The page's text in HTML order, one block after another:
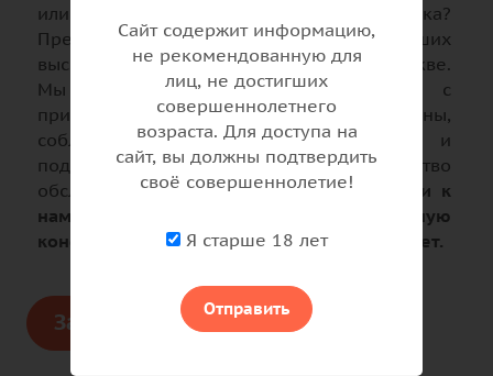
или психическом здоровье своего ребенка?
Предлагаем пройти диагностику у наших
высококвалифицированных врачей в Москве.
Мы работаем строго в соответствии с
принципами доказательной медицины,
соблюдаем профессиональную этику и
поддерживаем высокое качество
обслуживания пациентов.При обращении к
нам гарантируем полную
конфиденциальность без постановки на учет.
Записаться к врачу
Сайт содержит информацию,
не рекомендованную для
лиц, не достигших
совершеннолетнего
возраста. Для доступа на
сайт, вы должны подтвердить
своё совершеннолетие!
Я старше 18 лет
Отправить